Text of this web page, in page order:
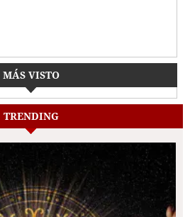
MÁS VISTO
TRENDING